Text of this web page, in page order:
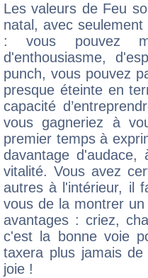
Les valeurs de Feu
natal, avec
: vous pouvez
d'enthousiasme,
punch, vous pouvez
presque éteinte en
capacité
vous gagneriez à
premier temps à
davantage
vitalité. Vous avez
autres à l'intérieur, il
vous de la montrer
avantages : criez,
c'est la bonne voie
taxera plus jamais
joie !